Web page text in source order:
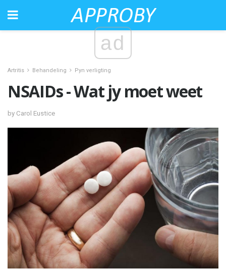
ad
Artritis Behandeling Pyn verligting
NSAIDs - Wat jy moet weet
by Carol Eustice